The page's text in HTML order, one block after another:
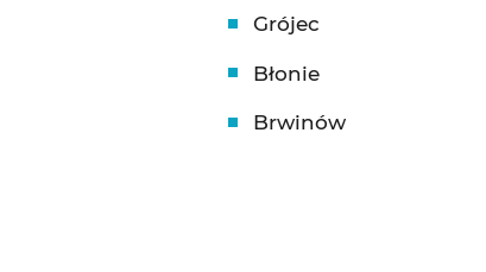
Grójec
Błonie
Brwinów